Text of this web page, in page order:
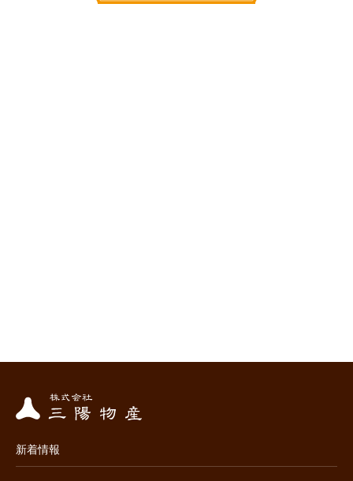
新着情報